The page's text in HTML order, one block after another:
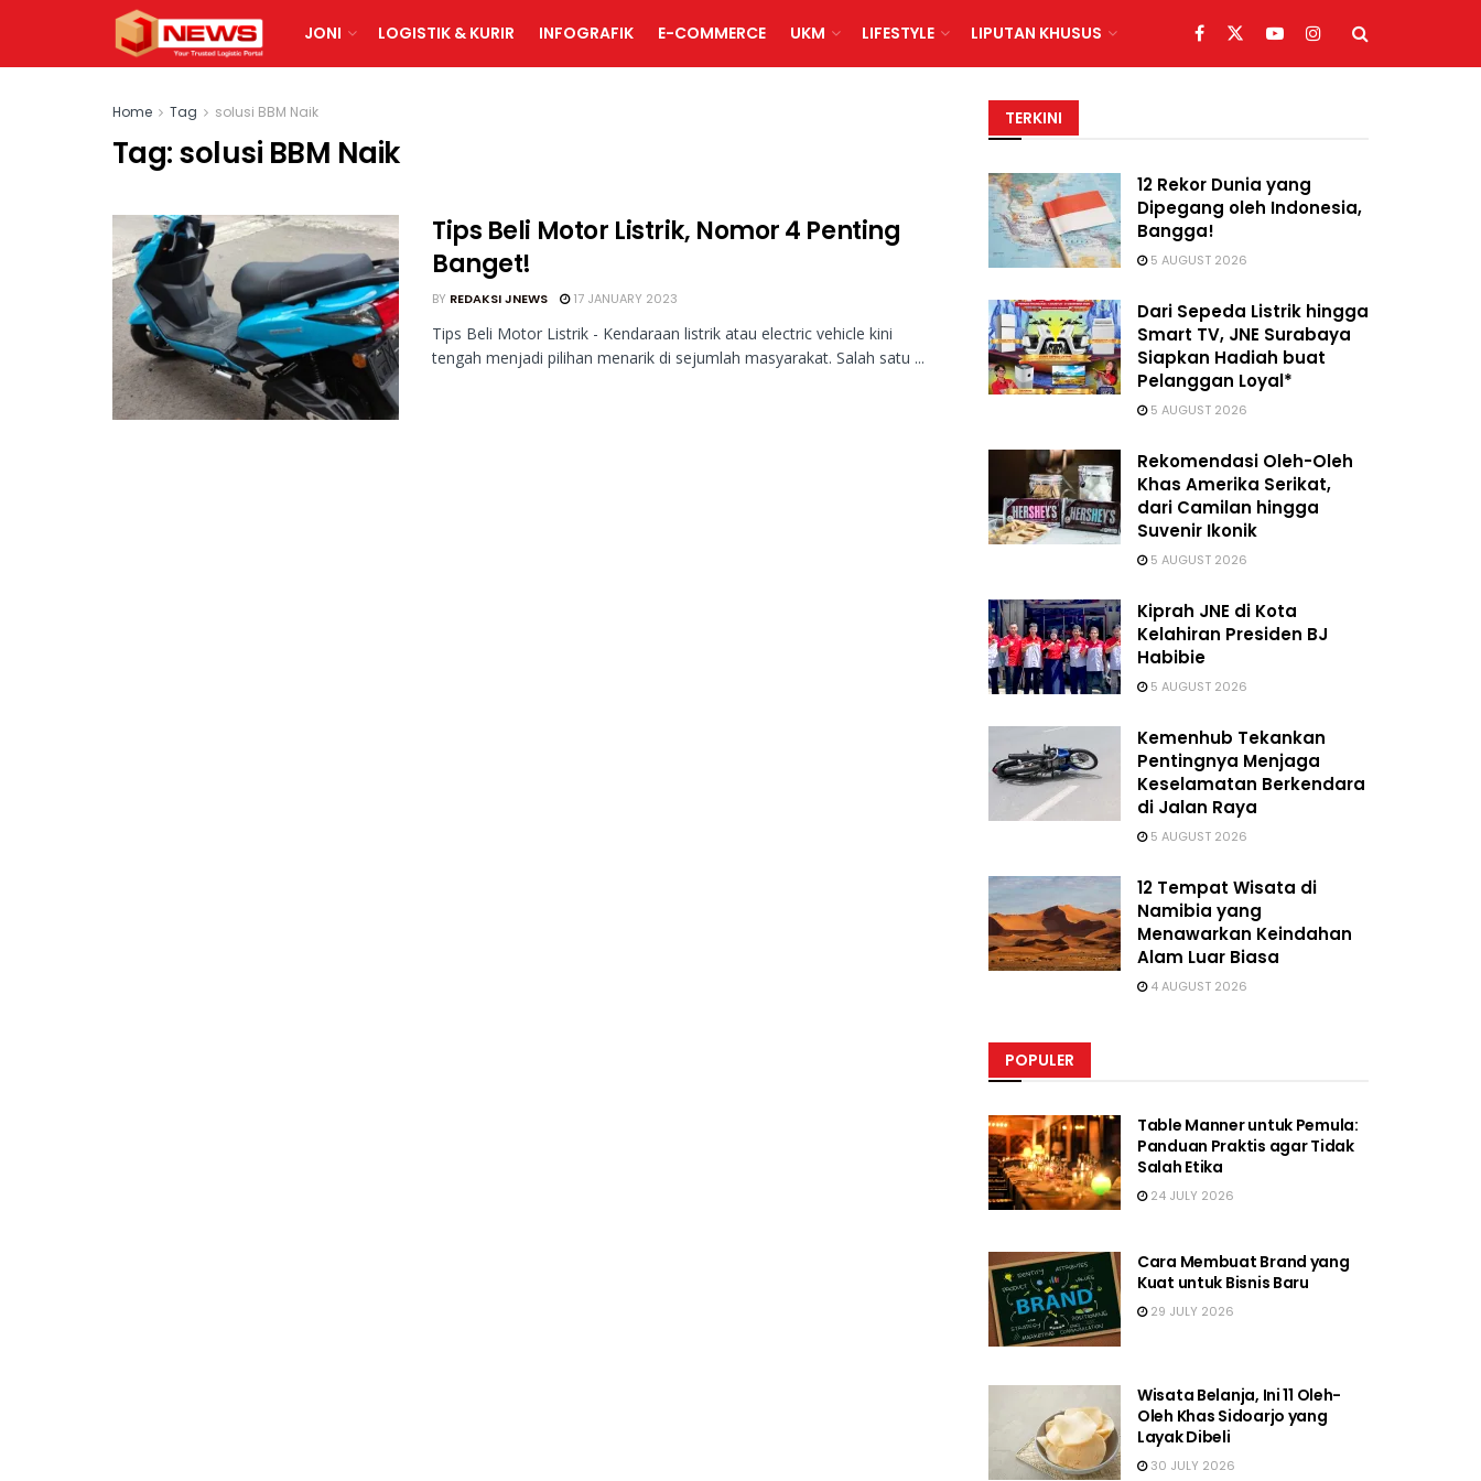
JONI LOGISTIK & KURIR INFOGRAFIK E-COMMERCE UKM LIFESTYLE LIPUTAN KHUSUS
Home Tag solusi BBM Naik
Tag:solusi BBM Naik
Tips Beli Motor Listrik, Nomor 4 Penting
Banget!
BY REDAKSI JNEWS 17 JANUARY 2023
Tips Beli Motor Listrik - Kendaraan listrik atau electric vehicle kini
tengah menjadi pilihan menarik di sejumlah masyarakat. Salah satu ...
TERKINI
12 Rekor Dunia yang
Dipegang oleh Indonesia,
Bangga!
5 AUGUST 2026
Dari Sepeda Listrik hingga
Smart TV, JNE Surabaya
Siapkan Hadiah buat
Pelanggan Loyal*
5 AUGUST 2026
Rekomendasi Oleh-Oleh
Khas Amerika Serikat,
dari Camilan hingga
Suvenir Ikonik
5 AUGUST 2026
Kiprah JNE di Kota
Kelahiran Presiden BJ
Habibie
5 AUGUST 2026
Kemenhub Tekankan
Pentingnya Menjaga
Keselamatan Berkendara
di Jalan Raya
5 AUGUST 2026
12 Tempat Wisata di
Namibia yang
Menawarkan Keindahan
Alam Luar Biasa
4 AUGUST 2026
POPULER
Table Manner untuk Pemula:
Panduan Praktis agar Tidak
Salah Etika
24 JULY 2026
Cara Membuat Brand yang
Kuat untuk Bisnis Baru
29 JULY 2026
Wisata Belanja, Ini 11 Oleh-
Oleh Khas Sidoarjo yang
Layak Dibeli
30 JULY 2026